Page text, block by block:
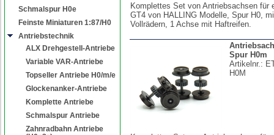
Schmalspur H0e
Feinste Miniaturen 1:87/H0
Antriebstechnik
ALX Drehgestell-Antriebe
Variable VAR-Antriebe
Topseller Antriebe H0/m/e
Glockenanker-Antriebe
Komplette Antriebe
Schmalspur Antriebe
Zahnradbahn Antriebe
Komplettes Set von Antriebsachsen für
GT4 von HALLING Modelle, Spur H0,
Vollrädern, 1 Achse mit Haftreifen.
Spur H0m
Artikelnr.:
H0M